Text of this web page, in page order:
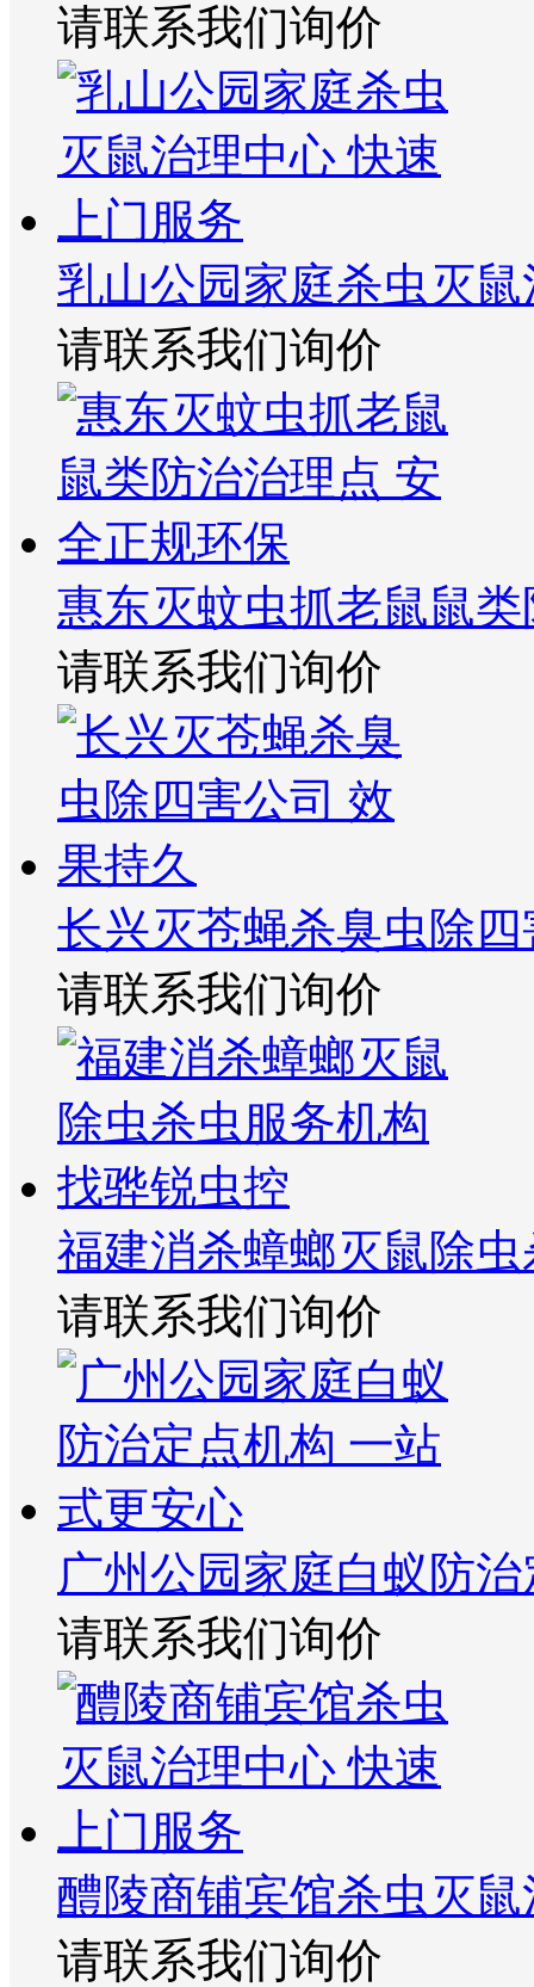
请联系我们询价
乳山公园家庭杀虫灭
请联系我们询价
惠东灭蚊虫抓老鼠鼠
请联系我们询价
长兴灭苍蝇杀臭虫除
请联系我们询价
福建消杀蟑螂灭鼠除
请联系我们询价
广州公园家庭白蚁防
请联系我们询价
醴陵商铺宾馆杀虫灭
请联系我们询价